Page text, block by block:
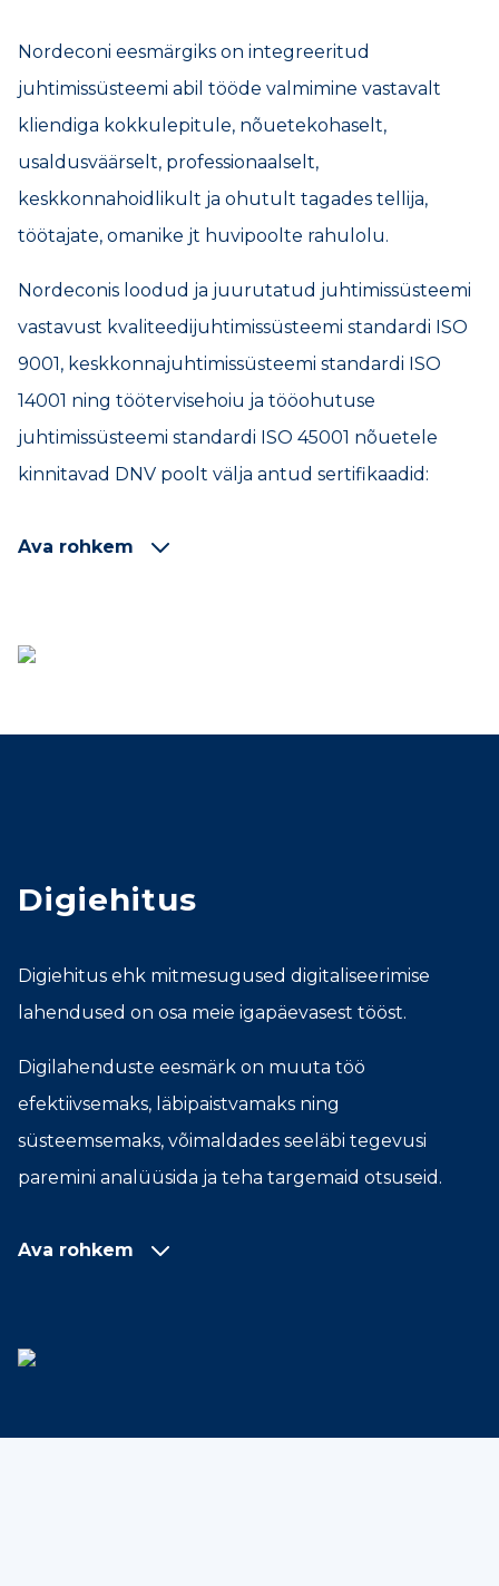
Nordeconi eesmärgiks on integreeritud
juhtimissüsteemi abil tööde valmimine vastavalt
kliendiga kokkulepitule, nõuetekohaselt,
usaldusväärselt, professionaalselt,
keskkonnahoidlikult ja ohutult tagades tellija,
töötajate, omanike jt huvipoolte rahulolu.
Nordeconis loodud ja juurutatud juhtimissüsteemi
vastavust kvaliteedijuhtimissüsteemi standardi ISO
9001, keskkonnajuhtimissüsteemi standardi ISO
14001 ning töötervisehoiu ja tööohutuse
juhtimissüsteemi standardi ISO 45001 nõuetele
kinnitavad DNV poolt välja antud sertifikaadid:
Ava rohkem
Digiehitus
Digiehitus ehk mitmesugused digitaliseerimise
lahendused on osa meie igapäevasest tööst.
Digilahenduste eesmärk on muuta töö
efektiivsemaks, läbipaistvamaks ning
süsteemsemaks, võimaldades seeläbi tegevusi
paremini analüüsida ja teha targemaid otsuseid.
Ava rohkem